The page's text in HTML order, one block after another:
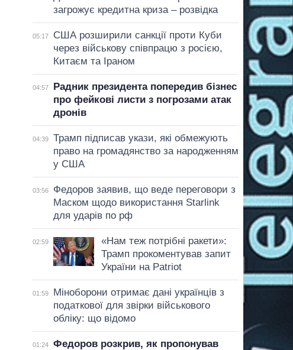
загрожує кредитна криза – розвідка
05:17
США розширили санкції проти Куби
через військову співпрацю з росією,
Китаєм та Іраном
04:57
Радник президента попередив бізнес
про фейкові листи з погрозами атак
дронів
04:39
Трамп підписав укази, які обмежують
право на громадянство за народженням
у США
03:56
Федоров заявив, що веде переговори з
Маском щодо використання Starlink
для ударів по рф
02:59
«Нам теж потрібні ракети»:
Трамп прокоментував запит
України на Patriot
01:59
Міноборони отримає дані українців з
податкової для звірки військового
обліку: що відомо
01:24
Федоров розкрив, як пропонував